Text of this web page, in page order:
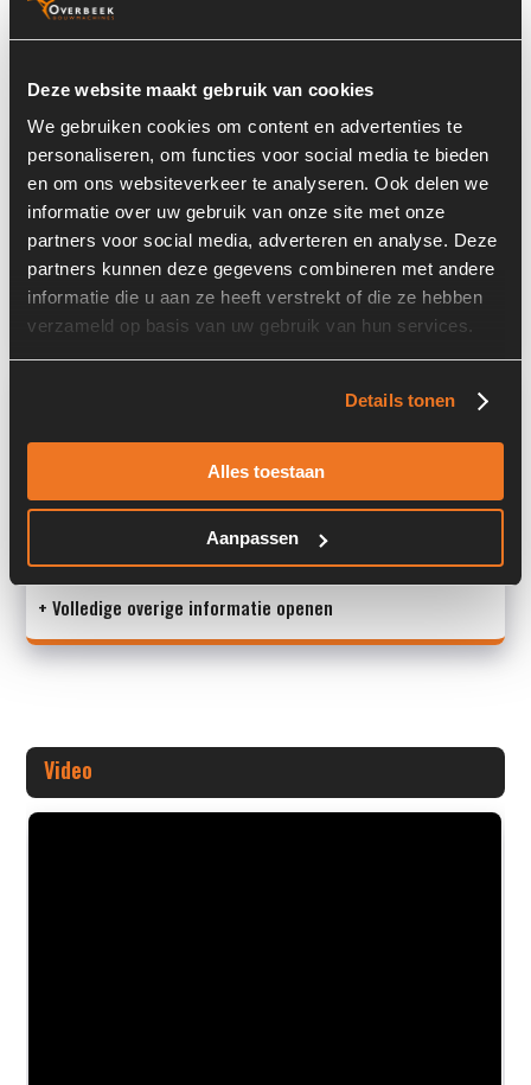
Deze website maakt gebruik van cookies
We gebruiken cookies om content en advertenties te
personaliseren, om functies voor social media te bieden
en om ons websiteverkeer te analyseren. Ook delen we
informatie over uw gebruik van onze site met onze
partners voor social media, adverteren en analyse. Deze
partners kunnen deze gegevens combineren met andere
informatie die u aan ze heeft verstrekt of die ze hebben
verzameld op basis van uw gebruik van hun services.
Details tonen
Alles toestaan
Aanpassen
Informatie
Locatie:
Past op de volgende machines:
Ahlmann AZ 14
Land:
Nederland
Stock number: 6273-064
Type 1: 1899.014.0000
+ Volledige overige informatie openen
Video